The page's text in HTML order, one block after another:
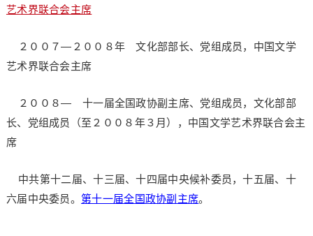
艺术界联合会主席
２００７—２００８年 文化部部长、党组成员，中国文学
艺术界联合会主席
２００８— 十一届全国政协副主席、党组成员，文化部部
长、党组成员（至２００８年３月），中国文学艺术界联合会主
席
中共第十二届、十三届、十四届中央候补委员，十五届、十
六届中央委员。 第十一届全国政协副主席。